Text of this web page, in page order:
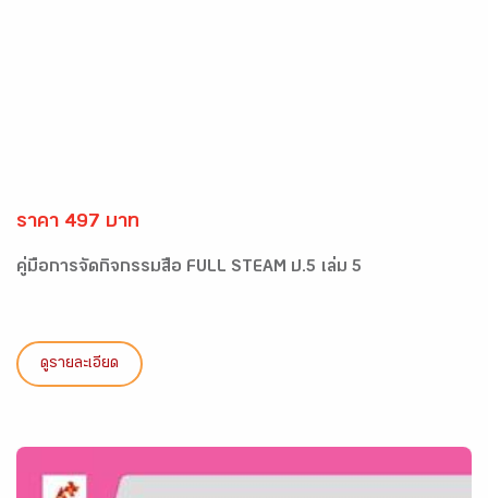
ราคา 497 บาท
คู่มือการจัดกิจกรรมสื่อ FULL STEAM ป.5 เล่ม 5
ดูรายละเอียด